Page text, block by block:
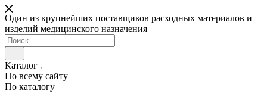
Один из крупнейших поставщиков расходных материалов и
изделий медицинского назначения
Каталог
По всему сайту
По каталогу